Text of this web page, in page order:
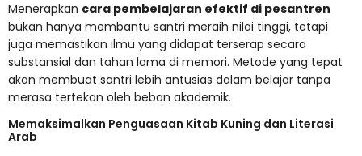
Menerapkan cara pembelajaran efektif di pesantren
bukan hanya membantu santri meraih nilai tinggi, tetapi
juga memastikan ilmu yang didapat terserap secara
substansial dan tahan lama di memori. Metode yang tepat
akan membuat santri lebih antusias dalam belajar tanpa
merasa tertekan oleh beban akademik.
Memaksimalkan Penguasaan Kitab Kuning dan Literasi
Arab